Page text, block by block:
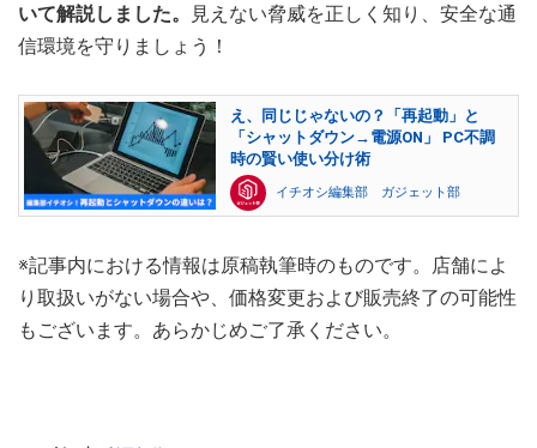
いて解説しました。
見えない脅威を正しく知り、安全な通
信環境を守りましょう！
え、同じじゃないの？「再起動」と
「シャットダウン→電源ON」 PC不調
時の賢い使い分け術
イチオシ編集部 ガジェット部
※記事内における情報は原稿執筆時のものです。店舗によ
り取扱いがない場合や、価格変更および販売終了の可能性
もございます。あらかじめご了承ください。